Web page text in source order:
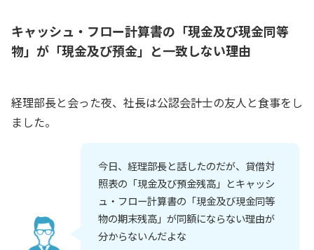
キャッシュ・フロー計算書の「現金及び現金同等
物」が「現金及び預金」と一致しない理由
経理部長と会った夜、社長は公認会計士の友人と食事をし
ました。
今日、経理部長と話したのだが、貸借対
照表の「現金及び預金残高」とキャッシ
ュ・フロー計算書の「現金及び現金同等
物の期末残高」が同額にならない理由が
分からないんだよな